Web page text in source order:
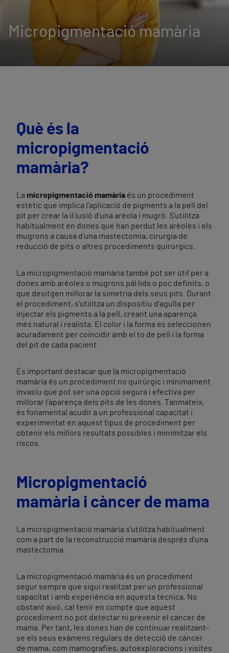
Micropigmentació mamària
Què és la
micropigmentació
mamària?
La micropigmentació mamària és un procediment
estètic que implica l’aplicació de pigments a la pell del
pit per crear la il·lusió d’una arèola i mugró. S’utilitza
habitualment en dones que han perdut les arèoles i els
mugrons a causa d’una mastectomia, cirurgia de
reducció de pits o altres procediments quirúrgics.
La micropigmentació mamària també pot ser útil per a
dones amb arèoles o mugrons pál·lids o poc definits, o
que desitgen millorar la simetria dels seus pits. Durant
el procediment, s’utilitza un dispositiu d’agulla per
injectar els pigments a la pell, creant una aparença
més natural i realista. El color i la forma es seleccionen
acuradament per coincidir amb el to de pell i la forma
del pit de cada pacient.
És important destacar que la micropigmentació
mamària és un procediment no quirúrgic i mínimament
invasiu que pot ser una opció segura i efectiva per
millorar l’aparença dels pits de les dones. Tanmateix,
és fonamental acudir a un professional capacitat i
experimentat en aquest tipus de procediment per
obtenir els millors resultats possibles i minimitzar els
riscos.
Micropigmentació
mamària i càncer de mama
La micropigmentació mamària s’utilitza habitualment
com a part de la reconstrucció mamària després d’una
mastectomia.
La micropigmentació mamària és un procediment
segur sempre que sigui realitzat per un professional
capacitat i amb experiència en aquesta tècnica. No
obstant això, cal tenir en compte que aquest
procediment no pot detectar ni prevenir el càncer de
mama. Per tant, les dones han de continuar realitzant-
se els seus exàmens regulars de detecció de càncer
de mama, com mamografies, autoexploracions i visites